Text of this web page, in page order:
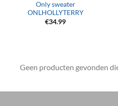
Only sweater
ONLHOLLYTERRY
€34.99
Geen producten gevonden